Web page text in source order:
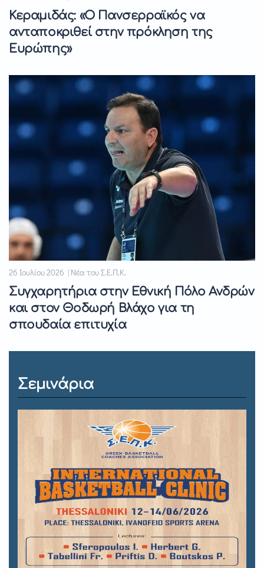
Κεραμιδάς: «Ο Πανσερραϊκός να
ανταποκριθεί στην πρόκληση της
Ευρώπης»
26 Ιουλίου 2026 | Νέα του Σ.Ε.Π.Κ.
Συγχαρητήρια στην Εθνική Πόλο Ανδρών
και στον Θοδωρή Βλάχο για τη
σπουδαία επιτυχία
Σεμινάρια